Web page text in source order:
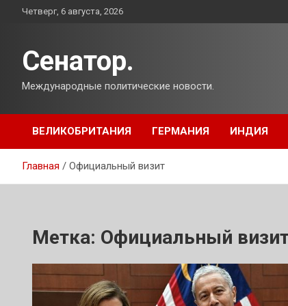
ПерейтиЧетверг, 6 августа, 2026
Сенатор.
Международные политические новости.
ВЕЛИКОБРИТАНИЯ ГЕРМАНИЯ ИНДИЯ
Главная Официальный визит
Метка: Официальный